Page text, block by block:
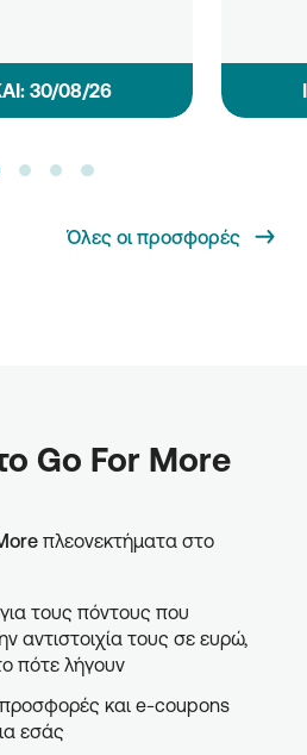
30/08/26
Όλες οι προσφορές
Go For More
πλεονεκτήματα στο
τους πόντους που
αντιστοιχία τους σε ευρώ,
πότε λήγουν
και e-coupons
εσάς